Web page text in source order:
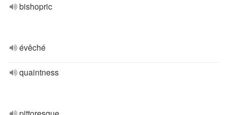
bishopric
évêché
quaintness